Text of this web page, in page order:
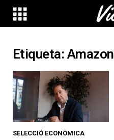
Etiqueta: Amazon
SELECCIÓ ECONÒMICA